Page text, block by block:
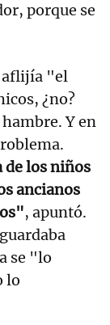
porque se
aflijía "el
¿no?
Y en
de los niños
ancianos
, apuntó.
se "lo
lo